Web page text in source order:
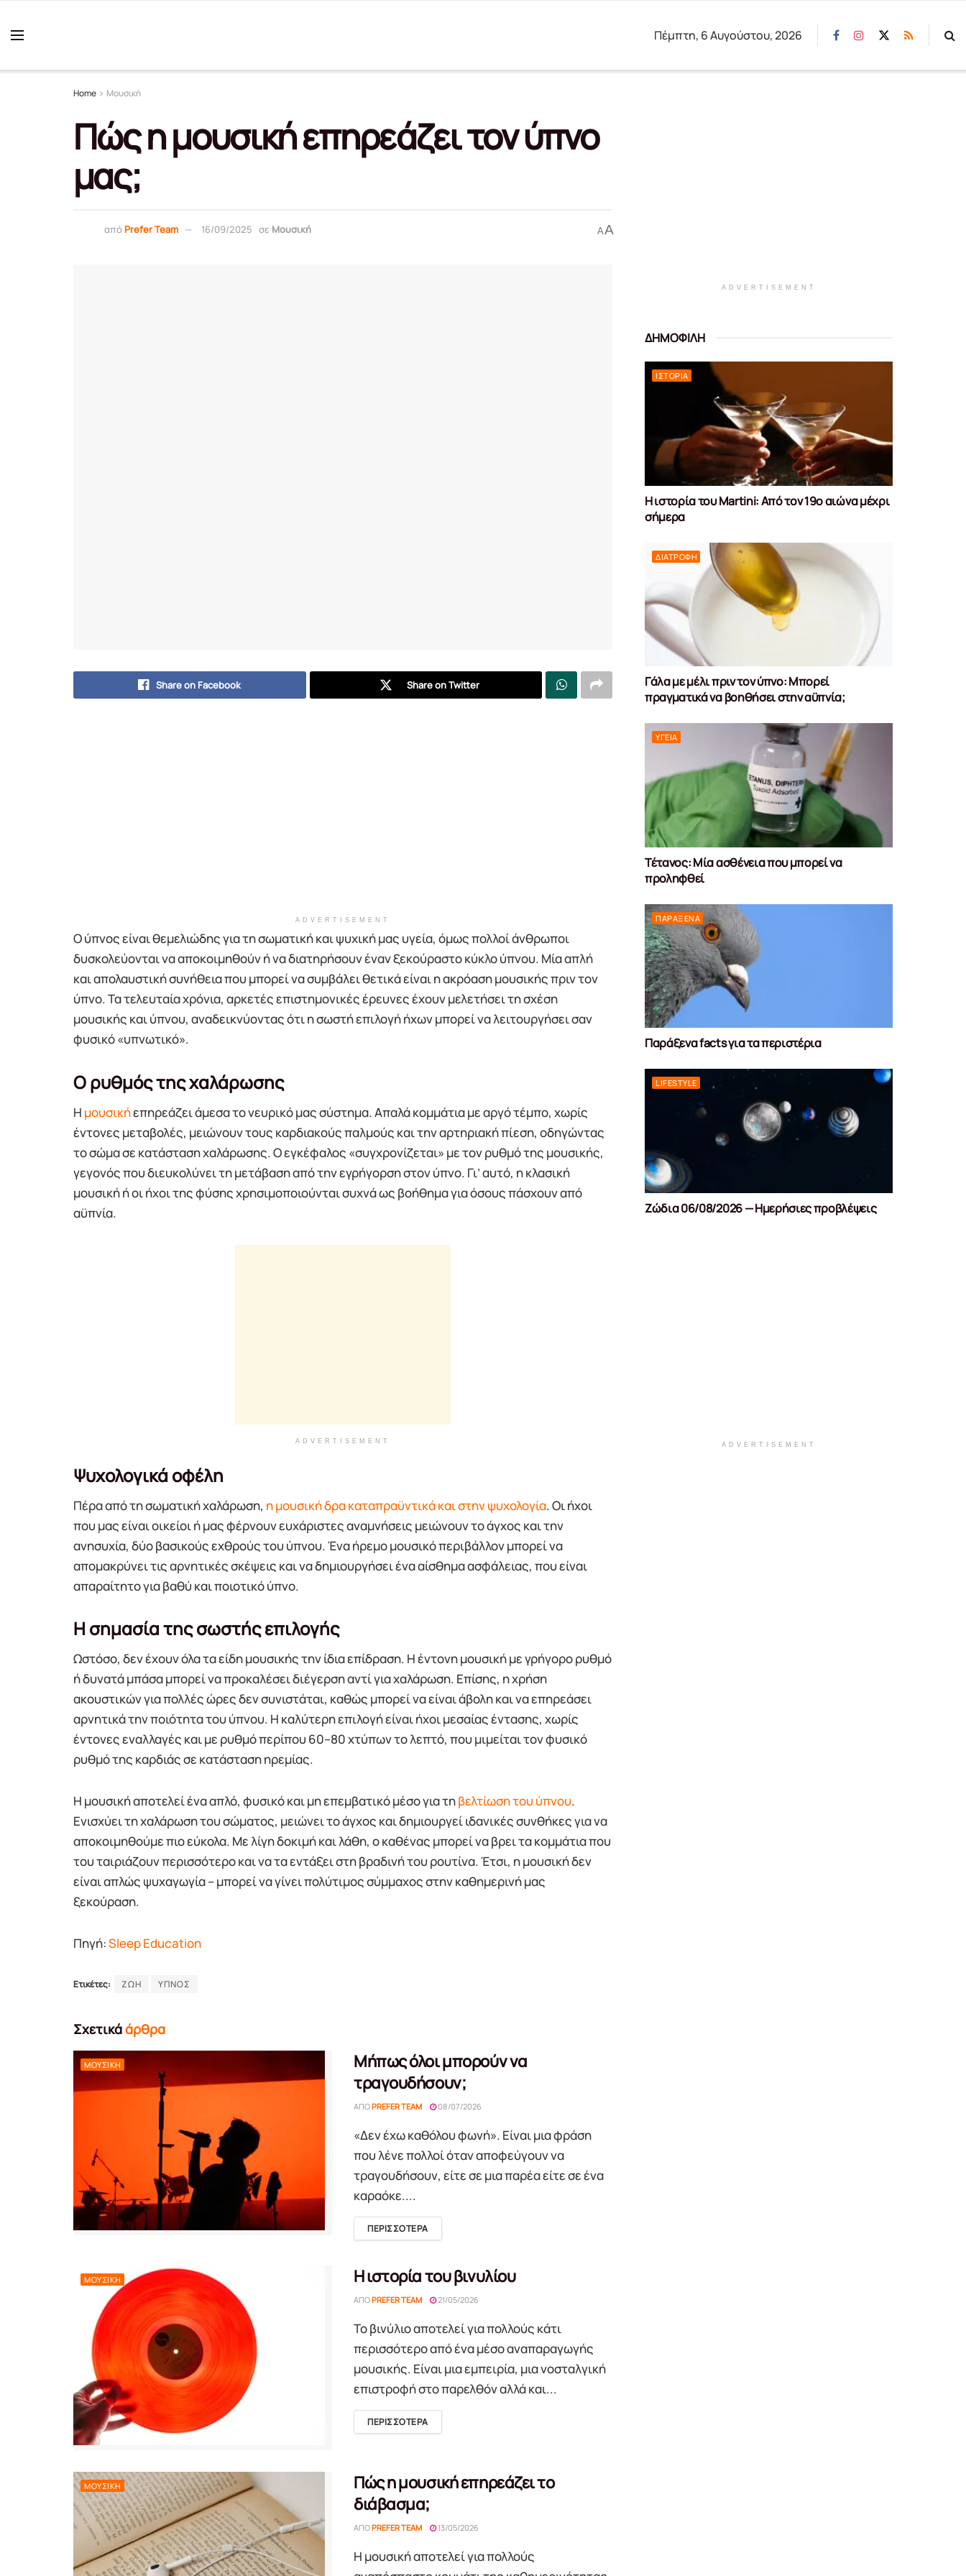
Πέμπτη, 6 Αυγούστου, 2026
Home Μουσική
Πώς η μουσική επηρεάζει τον ύπνο
μας;
απόPrefer Team 16/09/2025 σε Μουσική AA
Share on Facebook Share on Twitter
ADVERTISEMENT
Ο ύπνος είναι θεμελιώδης για τη σωματική και ψυχική μας υγεία, όμως πολλοί άνθρωποι
δυσκολεύονται να αποκοιμηθούν ή να διατηρήσουν έναν ξεκούραστο κύκλο ύπνου. Μία απλή
και απολαυστική συνήθεια που μπορεί να συμβάλει θετικά είναι η ακρόαση μουσικής πριν τον
ύπνο. Τα τελευταία χρόνια, αρκετές επιστημονικές έρευνες έχουν μελετήσει τη σχέση
μουσικής και ύπνου, αναδεικνύοντας ότι η σωστή επιλογή ήχων μπορεί να λειτουργήσει σαν
φυσικό «υπνωτικό».
Ο ρυθμός της χαλάρωσης
Η μουσικήεπηρεάζει άμεσα το νευρικό μας σύστημα. Απαλά κομμάτια με αργό τέμπο, χωρίς
έντονες μεταβολές, μειώνουν τους καρδιακούς παλμούς και την αρτηριακή πίεση, οδηγώντας
το σώμα σε κατάσταση χαλάρωσης. Ο εγκέφαλος «συγχρονίζεται» με τον ρυθμό της μουσικής,
γεγονός που διευκολύνει τη μετάβαση από την εγρήγορση στον ύπνο. Γι’ αυτό, η κλασική
μουσική ή οι ήχοι της φύσης χρησιμοποιούνται συχνά ως βοήθημα για όσους πάσχουν από
αϋπνία.
ADVERTISEMENT
Ψυχολογικά οφέλη
Πέρα από τη σωματική χαλάρωση, η μουσική δρα καταπραϋντικά και στην ψυχολογία. Οι ήχοι
που μας είναι οικείοι ή μας φέρνουν ευχάριστες αναμνήσεις μειώνουν το άγχος και την
ανησυχία, δύο βασικούς εχθρούς του ύπνου. Ένα ήρεμο μουσικό περιβάλλον μπορεί να
απομακρύνει τις αρνητικές σκέψεις και να δημιουργήσει ένα αίσθημα ασφάλειας, που είναι
απαραίτητο για βαθύ και ποιοτικό ύπνο.
Η σημασία της σωστής επιλογής
Ωστόσο, δεν έχουν όλα τα είδη μουσικής την ίδια επίδραση. Η έντονη μουσική με γρήγορο ρυθμό
ή δυνατά μπάσα μπορεί να προκαλέσει διέγερση αντί για χαλάρωση. Επίσης, η χρήση
ακουστικών για πολλές ώρες δεν συνιστάται, καθώς μπορεί να είναι άβολη και να επηρεάσει
αρνητικά την ποιότητα του ύπνου. Η καλύτερη επιλογή είναι ήχοι μεσαίας έντασης, χωρίς
έντονες εναλλαγές και με ρυθμό περίπου 60–80 χτύπων το λεπτό, που μιμείται τον φυσικό
ρυθμό της καρδιάς σε κατάσταση ηρεμίας.
Η μουσική αποτελεί ένα απλό, φυσικό και μη επεμβατικό μέσο για τηβελτίωση του ύπνου.
Ενισχύει τη χαλάρωση του σώματος, μειώνει το άγχος και δημιουργεί ιδανικές συνθήκες για να
αποκοιμηθούμε πιο εύκολα. Με λίγη δοκιμή και λάθη, ο καθένας μπορεί να βρει τα κομμάτια που
του ταιριάζουν περισσότερο και να τα εντάξει στη βραδινή του ρουτίνα. Έτσι, η μουσική δεν
είναι απλώς ψυχαγωγία – μπορεί να γίνει πολύτιμος σύμμαχος στην καθημερινή μας
ξεκούραση.
Πηγή:Sleep Education
Ετικέτες: ΖΩΗ ΥΠΝΟΣ
Σχετικάάρθρα
ΜΟΥΣΙΚΉ
Μήπως όλοι μπορούν να
τραγουδήσουν;
ΑΠΌPREFER TEAM 08/07/2026
«Δεν έχω καθόλου φωνή». Είναι μια φράση
που λένε πολλοί όταν αποφεύγουν να
τραγουδήσουν, είτε σε μια παρέα είτε σε ένα
καραόκε....
ΠΕΡΙΣΣΟΤΕΡΑDETAILS
ΜΟΥΣΙΚΉ Η ιστορία του βινυλίου
ΑΠΌPREFER TEAM 21/05/2026
Το βινύλιο αποτελεί για πολλούς κάτι
περισσότερο από ένα μέσο αναπαραγωγής
μουσικής. Είναι μια εμπειρία, μια νοσταλγική
επιστροφή στο παρελθόν αλλά και...
ΠΕΡΙΣΣΟΤΕΡΑDETAILS
ΜΟΥΣΙΚΉ
Πώς η μουσική επηρεάζει το
διάβασμα;
ΑΠΌPREFER TEAM 13/05/2026
Η μουσική αποτελεί για πολλούς
ADVERTISEMENT
ΔΗΜΟΦΙΛΗ
ΙΣΤΟΡΊΑ
Η ιστορία του Martini: Από τον 19ο αιώνα μέχρι
σήμερα
ΔΙΑΤΡΟΦΉ
Γάλα με μέλι πριν τον ύπνο: Μπορεί
πραγματικά να βοηθήσει στην αϋπνία;
ΥΓΕΊΑ
Τέτανος: Μία ασθένεια που μπορεί να
προληφθεί
ΠΑΡΆΞΕΝΑ
Παράξενα facts για τα περιστέρια
LIFESTYLE
Ζώδια 06/08/2026 — Ημερήσιες προβλέψεις
ADVERTISEMENT